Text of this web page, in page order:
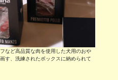
など高品質な肉を使用した犬用のおや
す、洗練されたボックスに納められて